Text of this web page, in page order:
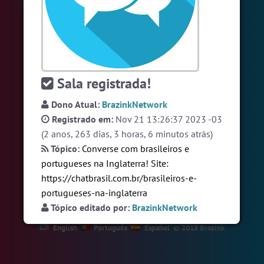
#LoveHits
6 pessoas
#Novanativa
6 pessoas
#Brazink
5 pessoas
Ver todas as salas
🎁 Promoção 🛍 Crie seu Chat e Rádio 📻
com Site e Chat Bot 🤖 de Pedidos.
English Português Español © 2018 Brazink
Sala registrada!
Dono Atual: BrazinkNetwork
Registrado em: Nov 21 13:26:37 2023 -03
(2 anos, 263 dias, 3 horas, 6 minutos atrás)
Tópico: Converse com brasileiros e
portugueses na Inglaterra! Site:
https://chatbrasil.com.br/brasileiros-e-
portugueses-na-inglaterra
Tópico editado por: BrazinkNetwork